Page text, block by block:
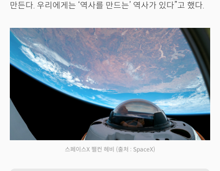
만든다. 우리에게는 ‘역사를 만드는’ 역사가 있다”고 했다.
스페이스X 팰컨 헤비 (출처 : SpaceX)